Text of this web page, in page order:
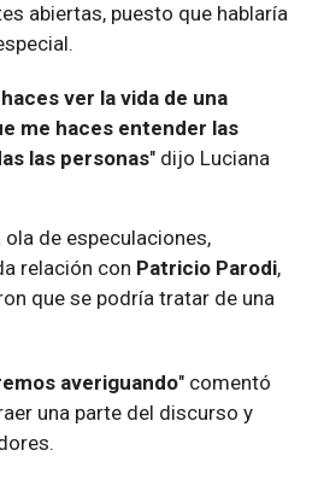
abiertas, puesto que hablaría
ver la vida de una
me haces entender las
las personas" dijo Luciana
de especulaciones,
relación con Patricio Parodi,
que se podría tratar de una
averiguando" comentó
una parte del discurso y